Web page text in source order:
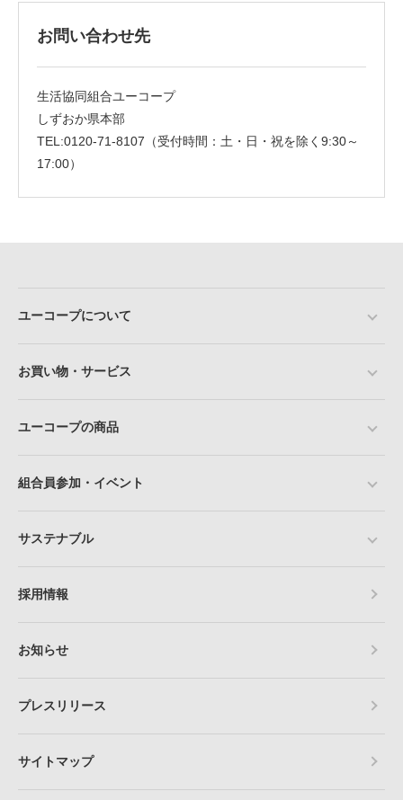
お問い合わせ先
生活協同組合ユーコープ
しずおか県本部
TEL:0120-71-8107（受付時間：土・日・祝を除く9:30～
17:00）
ユーコープについて
お買い物・サービス
ユーコープの商品
組合員参加・イベント
サステナブル
採用情報
お知らせ
プレスリリース
サイトマップ